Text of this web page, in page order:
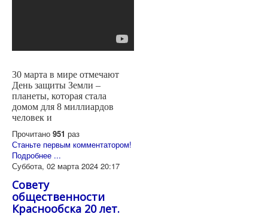
30 марта в мире отмечают
День защиты Земли –
планеты, которая стала
домом для 8 миллиардов
человек и
Прочитано 951 раз
Станьте первым комментатором!
Подробнее ...
Суббота, 02 марта 2024 20:17
Совету
общественности
Краснообска 20 лет.